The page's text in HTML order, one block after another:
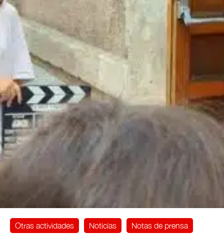
Otras actividades Noticias Notas de prensa